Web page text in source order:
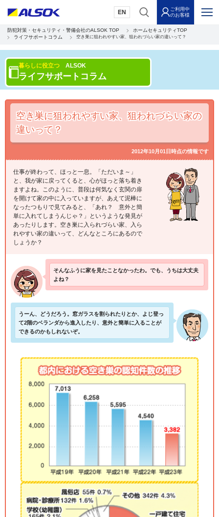
EN
ご利用中
のお客様
防犯対策・セキュリティ・警備会社のALSOK TOP
ホームセキュリティTOP
ライフサポートコラム
空き巣に狙われやすい家、狙われづらい家の違いって？
暮らしに役立つ ALSOK
ライフサポートコラム
空き巣に狙われやすい家、狙われづらい家の
違いって？
2012年10月01日時点の情報です
仕事が終わって、ほっと一息。「ただいま～」
と、我が家に戻ってくると、心がほっと落ち着き
ますよね。このように、普段は何気なく玄関の扉
を開けて家の中に入っていますが、あえて泥棒に
なったつもりで見てみると、「あれ？ 意外と簡
単に入れてしまうんじゃ？」というような発見が
あったりします。空き巣に入られづらい家、入ら
れやすい家の違いって、どんなところにあるので
しょうか？
そんなふうに家を見たことなかったわ。でも、うちは大丈夫
よね？
うーん、どうだろう。窓ガラスを割られたりとか、よじ登っ
て2階のベランダから進入したり、意外と簡単に入ることが
できるのかもしれないぞ。